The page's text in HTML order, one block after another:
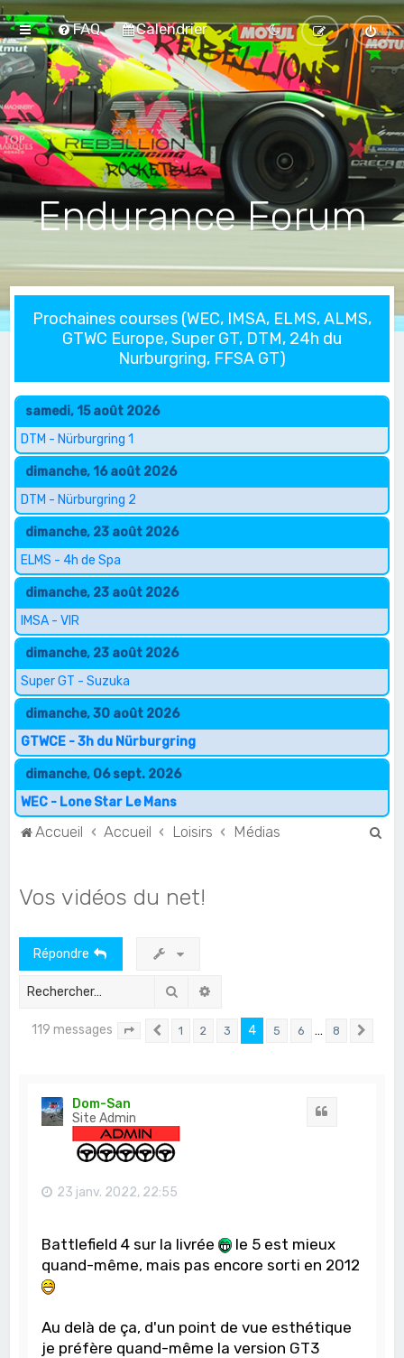
FAQ Calendrier
Endurance Forum
Prochaines courses (WEC, IMSA, ELMS, ALMS,
GTWC Europe, Super GT, DTM, 24h du
Nurburgring, FFSA GT)
samedi, 15 août 2026
DTM - Nürburgring 1
dimanche, 16 août 2026
DTM - Nürburgring 2
dimanche, 23 août 2026
ELMS - 4h de Spa
dimanche, 23 août 2026
IMSA - VIR
dimanche, 23 août 2026
Super GT - Suzuka
dimanche, 30 août 2026
GTWCE - 3h du Nürburgring
dimanche, 06 sept. 2026
WEC - Lone Star Le Mans
Accueil Accueil Loisirs Médias
Vos vidéos du net!
Répondre
Rechercher
119 messages Page sur 8
Précédent
1 2 3 4 5 6 … 8
Dom-San
Site Admin
23 janv. 2022, 22:55
Battlefield 4 sur la livrée
le 5 est mieux
quand-même, mais pas encore sorti en 2012
Au delà de ça, d'un point de vue esthétique
je préfère quand-même la version GT3